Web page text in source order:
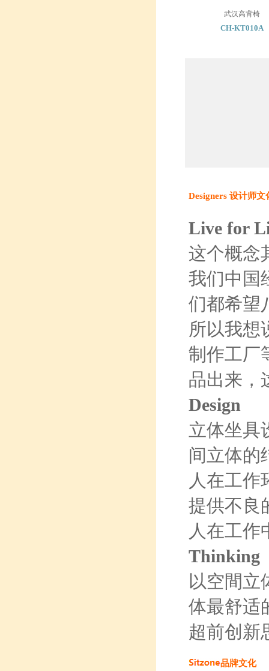
武汉高背椅
CH-KT010A
Designers 设计师文
Live for
这个概念
我们中国
们都希望
所以我想
制作工厂
品出来，
Design
立体坐具
间立体的
人在工作
提供不良
人在工作
Thinking
以空間立
体最舒适
超前创新
品牌文化